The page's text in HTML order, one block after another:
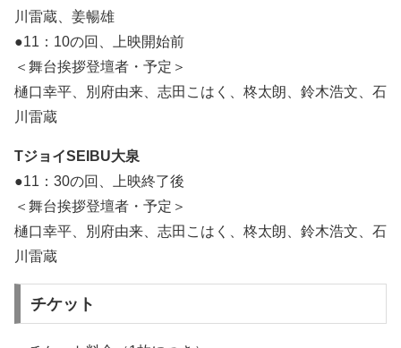
川雷蔵、姜暢雄
●11：10の回、上映開始前
＜舞台挨拶登壇者・予定＞
樋口幸平、別府由来、志田こはく、柊太朗、鈴木浩文、石
川雷蔵
TジョイSEIBU大泉
●11：30の回、上映終了後
＜舞台挨拶登壇者・予定＞
樋口幸平、別府由来、志田こはく、柊太朗、鈴木浩文、石
川雷蔵
チケット